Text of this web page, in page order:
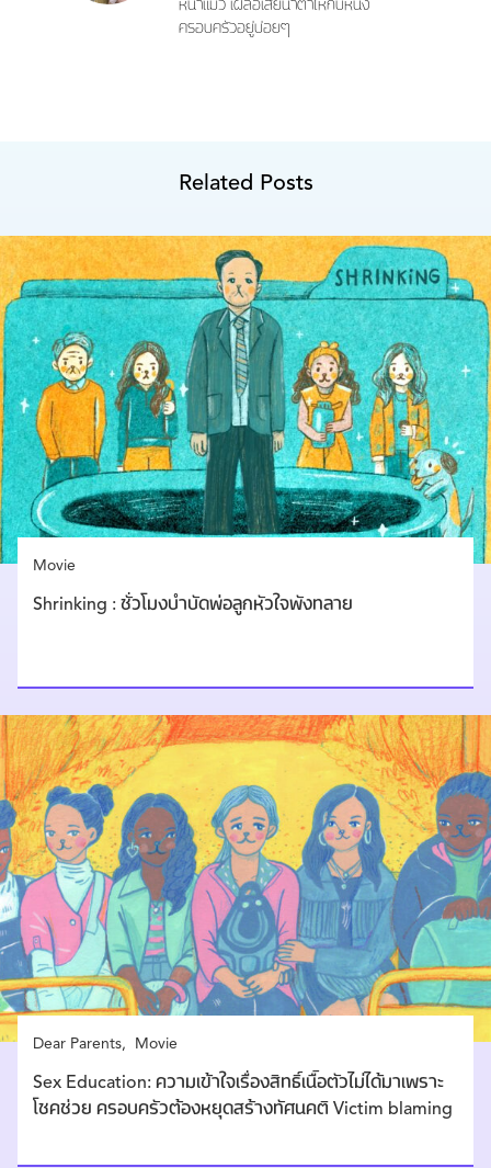
หน้าแมว เผลอเสียน้ำตาให้กับหนัง
ครอบครัวอยู่บ่อยๆ
Related Posts
Movie
Shrinking : ชั่วโมงบำบัดพ่อลูกหัวใจพังทลาย
Dear Parents Movie
Sex Education: ความเข้าใจเรื่องสิทธิ์เนื้อตัวไม่ได้มาเพราะ
โชคช่วย ครอบครัวต้องหยุดสร้างทัศนคติ Victim blaming